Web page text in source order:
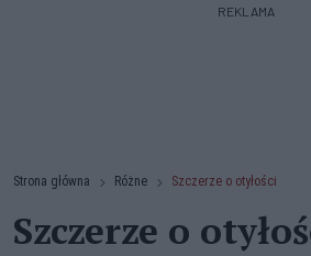
REKLAMA
Strona główna Różne Szczerze o otyłości
Szczerze o